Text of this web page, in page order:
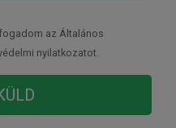
az Általános
nyilatkozatot.